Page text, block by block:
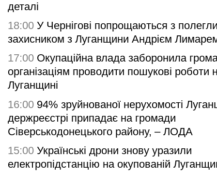
деталі
18:00 У Чернігові попрощаються з
захисником з Луганщини Андрієм
17:00 Окупаційна влада заборонила
організаціям проводити пошукові роботи
Луганщині
16:00 94% зруйнованої нерухомості
держреєстрі припадає на громади
Сіверськодонецького району, – ЛОДА
15:00 Українські дрони знову уразили
електропідстанцію на окупованій